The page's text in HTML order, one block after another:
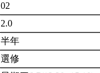
02
2.0
半年
選修